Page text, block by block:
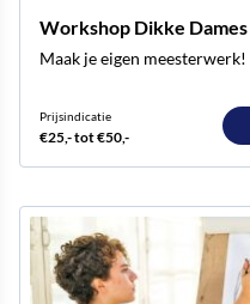
Workshop Dikke
Maak je eigen meesterwerk!
Prijsindicatie
€25,- tot €50,-